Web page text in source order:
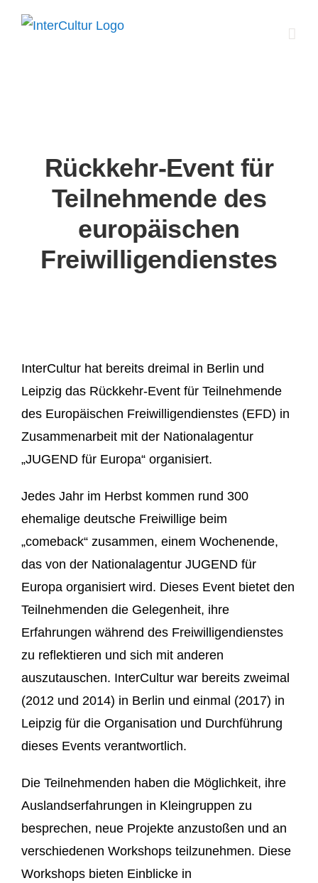
Zum
Rückkehr-Event für
Teilnehmende des
europäischen
Freiwilligendienstes
InterCultur hat bereits dreimal in Berlin und
Leipzig das Rückkehr-Event für Teilnehmende
des Europäischen Freiwilligendienstes (EFD) in
Zusammenarbeit mit der Nationalagentur
„JUGEND für Europa“ organisiert.
Jedes Jahr im Herbst kommen rund 300
ehemalige deutsche Freiwillige beim
„comeback“ zusammen, einem Wochenende,
das von der Nationalagentur JUGEND für
Europa organisiert wird. Dieses Event bietet den
Teilnehmenden die Gelegenheit, ihre
Erfahrungen während des Freiwilligendienstes
zu reflektieren und sich mit anderen
auszutauschen. InterCultur war bereits zweimal
(2012 und 2014) in Berlin und einmal (2017) in
Leipzig für die Organisation und Durchführung
dieses Events verantwortlich.
Die Teilnehmenden haben die Möglichkeit, ihre
Auslandserfahrungen in Kleingruppen zu
besprechen, neue Projekte anzustoßen und an
verschiedenen Workshops teilzunehmen. Diese
Workshops bieten Einblicke in